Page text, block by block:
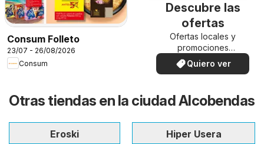
Consum Folleto
23/07 - 26/08/2026
Consum
Descubre las
ofertas
Ofertas locales y
promociones
especiales.
Quiero ver
Otras tiendas en la ciudad Alcobendas
Eroski
Hiper Usera